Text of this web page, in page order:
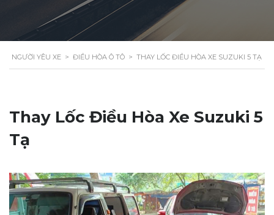
NGƯỜI YÊU XE > ĐIỀU HÒA Ô TÔ > THAY LỐC ĐIỀU HÒA XE SUZUKI 5 TẠ
Thay Lốc Điều Hòa Xe Suzuki 5
Tạ